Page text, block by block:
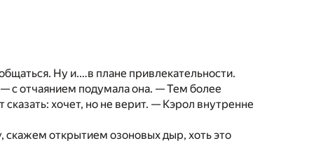
Ну и.…в плане привлекательности.
с отчаянием подумала она. — Тем более
хочет, но не верит. — Кэрол внутренне
открытием озоновых дыр, хоть это